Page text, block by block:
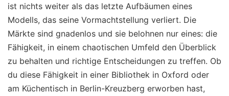
ist nichts weiter als das letzte Aufbäumen eines
Modells, das seine Vormachtstellung verliert. Die
Märkte sind gnadenlos und sie belohnen nur eines: die
Fähigkeit, in einem chaotischen Umfeld den Überblick
zu behalten und richtige Entscheidungen zu treffen. Ob
du diese Fähigkeit in einer Bibliothek in Oxford oder
am Küchentisch in Berlin-Kreuzberg erworben hast,